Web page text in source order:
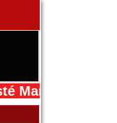
Cissé au